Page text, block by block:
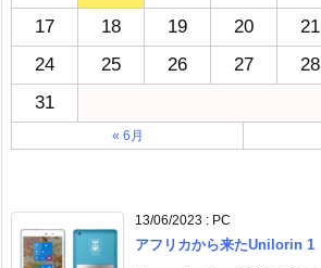
17
18 19 20 21
24
25 26 27 28
31
« 6月
13/06/2023 : PC
アフリカから来たUnilorin 1